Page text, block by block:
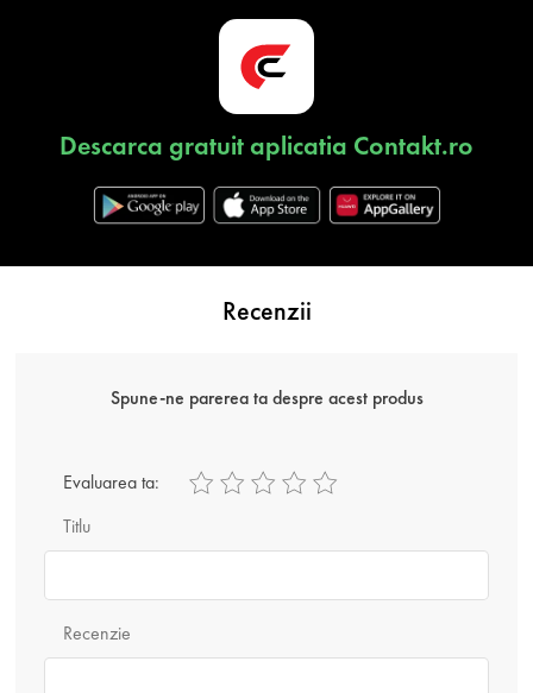
Descarca gratuit aplicatia Contakt.ro
Recenzii
Spune-ne parerea ta despre acest produs
Titlu
Evaluarea ta:
Recenzie